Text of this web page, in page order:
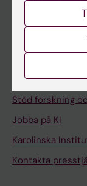
Stöd forskning
Jobba på KI
Karolinska
Kontakta